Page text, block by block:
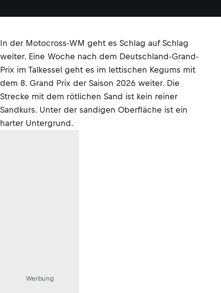
In der Motocross-WM geht es Schlag auf Schlag
weiter. Eine Woche nach dem Deutschland-Grand-
Prix im Talkessel geht es im lettischen Kegums mit
dem 8. Grand Prix der Saison 2026 weiter. Die
Strecke mit dem rötlichen Sand ist kein reiner
Sandkurs. Unter der sandigen Oberfläche ist ein
harter Untergrund.
Werbung